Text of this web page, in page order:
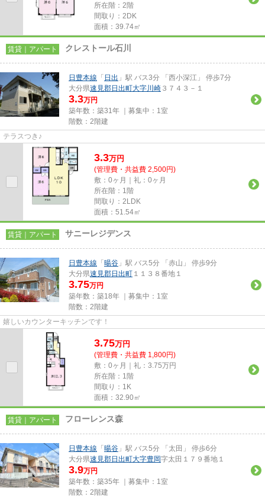
所在階：2階
間取り：2DK
面積：39.74㎡
賃貸｜アパート クレストール石川
日豊本線 「 日出 」駅 バス3分 「西小深江」 停歩7分
大分県速見郡日出町大字川崎 ３７４３－１
3.3万円
築年数：築31年 ｜募集中： 1室
階数：2階建
テラスつき♪
3.3万円
(管理費・共益費 2,500円)
敷：0ヶ月｜礼：0ヶ月
所在階：1階
間取り：2LDK
面積：51.54㎡
賃貸｜アパート サニーレジデンス
日豊本線 「 暘谷 」駅 バス5分 「赤山」 停歩9分
大分県速見郡日出町 １１３８番地１
3.75万円
築年数：築18年 ｜募集中： 1室
階数：2階建
嬉しいカウンターキッチンです！
3.75万円
(管理費・共益費 1,800円)
敷：0ヶ月｜礼：3.75万円
所在階：1階
間取り：1K
面積：32.90㎡
賃貸｜アパート フローレンス森
日豊本線 「 暘谷 」駅 バス5分 「太田」 停歩6分
大分県速見郡日出町大字豊岡字太田１７９番地１
3.9万円
築年数：築35年 ｜募集中： 1室
階数：2階建